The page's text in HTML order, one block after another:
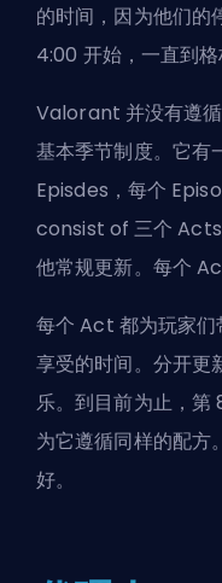
的时间，因为他们的
4:00 开始，一直到格
Valorant 并没有遵
基本季节制度。它有
Episdes，每个
consist of 三个 Acts
他常规更新。每个
每个 Act 都为玩家们
享受的时间。分开更
乐。到目前为止，第
为它遵循同样的配方
好。